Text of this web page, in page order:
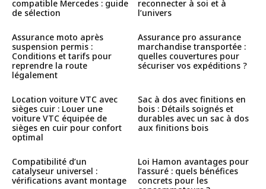
compatible Mercedes : guide
de sélection
reconnecter à soi et à
l’univers
Assurance moto après
suspension permis :
Conditions et tarifs pour
reprendre la route
légalement
Assurance pro assurance
marchandise transportée :
quelles couvertures pour
sécuriser vos expéditions ?
Location voiture VTC avec
sièges cuir : Louer une
voiture VTC équipée de
sièges en cuir pour confort
optimal
Sac à dos avec finitions en
bois : Détails soignés et
durables avec un sac à dos
aux finitions bois
Compatibilité d’un
catalyseur universel :
vérifications avant montage
Loi Hamon avantages pour
l’assuré : quels bénéfices
concrets pour les